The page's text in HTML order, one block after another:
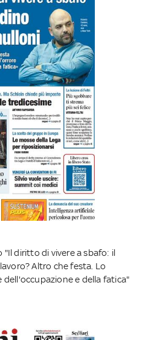
diritto di vivere a sbafo: il
Altro che festa. Lo
e della fatica"